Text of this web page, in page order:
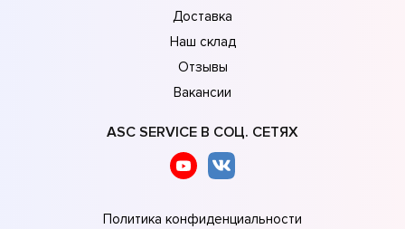
Доставка
Наш склад
Отзывы
Вакансии
ASC SERVICE В СОЦ. СЕТЯХ
Политика конфиденциальности